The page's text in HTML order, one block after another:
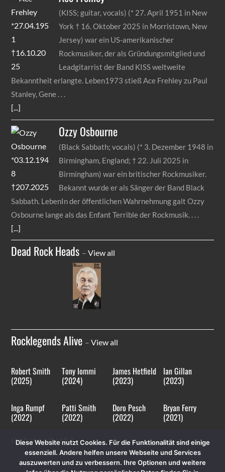
(KISS; guitar, vocals) (* 27. April 1951 in New
York † 16. Oktober 2025 in Morristown, New
Jersey) war ein US-amerikanischer
Rockmusiker, der als Gründungsmitglied und
Leadgitarrist der Band KISS weltweite
Bekanntheit erlangte. Leben1973 stieß Ace Frehley zu Paul
Stanley, Gene
[...]
OzzyOsbourne
(Black Sabbath; vocals) (* 3. Dezember 1948 in
Birmingham, England; † 22. Juli 2025 in
Birmingham) war ein britischer Rockmusiker.
Bekannt wurde er als Sänger der Band Black
Sabbath. LebenIn der öffentlichen Wahrnehmung galt Ozzy
Osbourne lange als das Enfant Terrible der Rockmusik.
[...]
Dead Rock Heads –View all
Rocklegends Alive –View all
Robert Smith
(2025)
Tony Iommi
(2024)
James Hetfield
(2023)
Ian Gillan
(2023)
Inga Rumpf
(2022)
Patti Smith
(2022)
Doro Pesch
(2022)
Bryan Ferry
(2021)
HIGHLIGHTS
Diese Website nutzt Cookies. Für die Funktionalität sind einige
essenziell. Andere helfen unsere Webseite und Services
auszuwerten und zu verbessern. Ihre Optionen und weitere